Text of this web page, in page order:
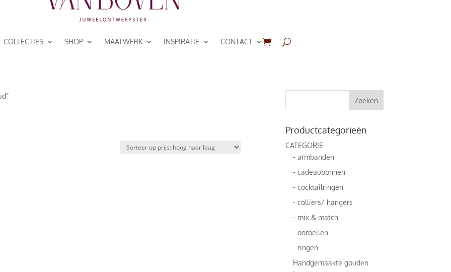
COLLECTIES SHOP MAATWERK INSPIRATIE CONTACT
Productcategorieën
CATEGORIE
- armbanden
- cadeaubonnen
- cocktailringen
- colliers/ hangers
- mix & match
- oorbellen
- ringen
Handgemaakte gouden